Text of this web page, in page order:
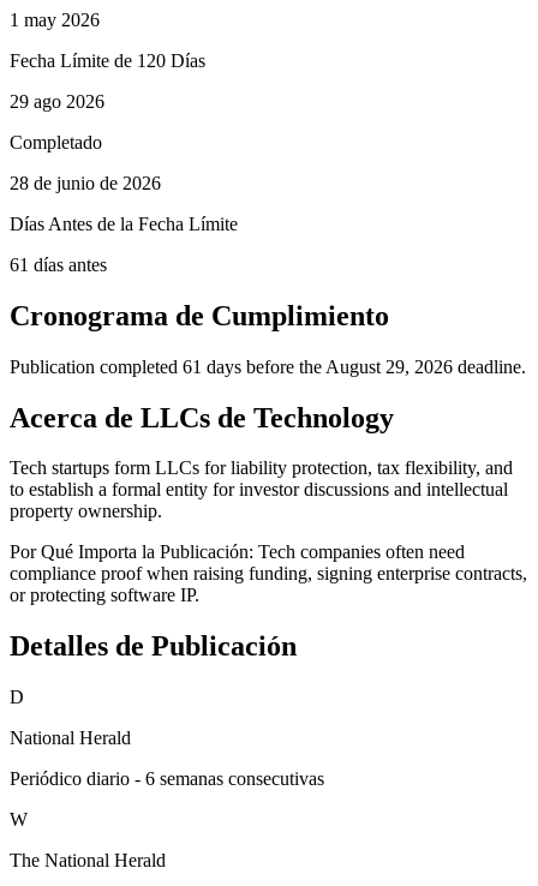
1 may 2026
Fecha Límite de 120 Días
29 ago 2026
Completado
28 de junio de 2026
Días Antes de la Fecha Límite
61 días antes
Cronograma de Cumplimiento
Publication completed 61 days before the August 29, 2026 deadline.
Acerca de LLCs de Technology
Tech startups form LLCs for liability protection, tax flexibility, and
to establish a formal entity for investor discussions and intellectual
property ownership.
Por Qué Importa la Publicación: Tech companies often need
compliance proof when raising funding, signing enterprise contracts,
or protecting software IP.
Detalles de Publicación
D
National Herald
Periódico diario - 6 semanas consecutivas
W
The National Herald